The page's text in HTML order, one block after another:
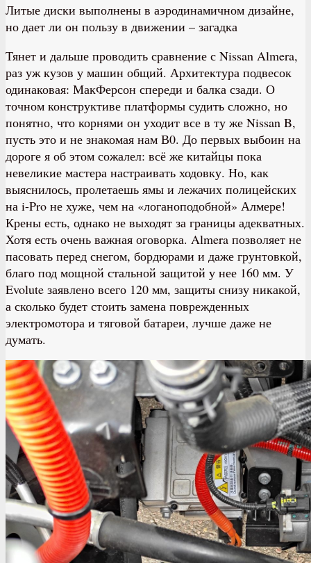
Литые диски выполнены в аэродинамичном дизайне,
но дает ли он пользу в движении – загадка
Тянет и дальше проводить сравнение с Nissan Almera,
раз уж кузов у машин общий. Архитектура подвесок
одинаковая: МакФерсон спереди и балка сзади. О
точном конструктиве платформы судить сложно, но
понятно, что корнями он уходит все в ту же Nissan B,
пусть это и не знакомая нам В0. До первых выбоин на
дороге я об этом сожалел: всё же китайцы пока
невеликие мастера настраивать ходовку. Но, как
выяснилось, пролетаешь ямы и лежачих полицейских
на i-Pro не хуже, чем на «логаноподобной» Алмере!
Крены есть, однако не выходят за границы адекватных.
Хотя есть очень важная оговорка. Almera позволяет не
пасовать перед снегом, бордюрами и даже грунтовкой,
благо под мощной стальной защитой у нее 160 мм. У
Evolute заявлено всего 120 мм, защиты снизу никакой,
а сколько будет стоить замена поврежденных
электромотора и тяговой батареи, лучше даже не
думать.